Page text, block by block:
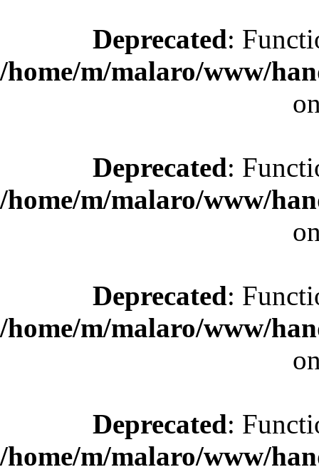
Deprecated:
/home/m/malaro/www/
Deprecated:
/home/m/malaro/www/
Deprecated:
/home/m/malaro/www/
Deprecated:
/home/m/malaro/www/